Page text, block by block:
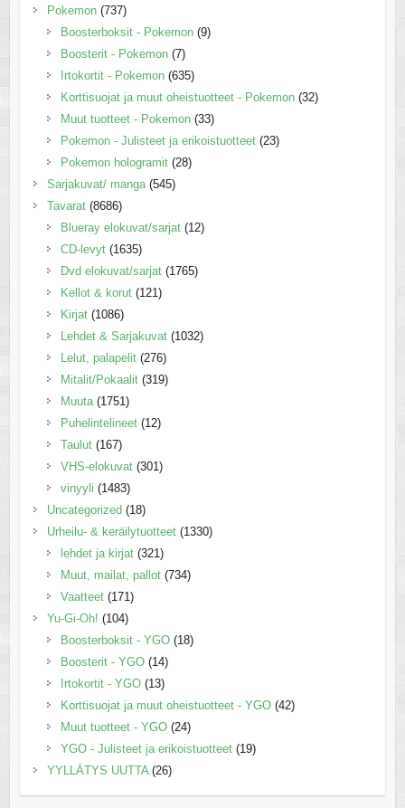
Pokemon (737)
Boosterboksit - Pokemon (9)
Boosterit - Pokemon (7)
Irtokortit - Pokemon (635)
Korttisuojat ja muut oheistuotteet - Pokemon (32)
Muut tuotteet - Pokemon (33)
Pokemon - Julisteet ja erikoistuotteet (23)
Pokemon hologramit (28)
Sarjakuvat/ manga (545)
Tavarat (8686)
Blueray elokuvat/sarjat (12)
CD-levyt (1635)
Dvd elokuvat/sarjat (1765)
Kellot & korut (121)
Kirjat (1086)
Lehdet & Sarjakuvat (1032)
Lelut, palapelit (276)
Mitalit/Pokaalit (319)
Muuta (1751)
Puhelintelineet (12)
Taulut (167)
VHS-elokuvat (301)
vinyyli (1483)
Uncategorized (18)
Urheilu- & keräilytuotteet (1330)
lehdet ja kirjat (321)
Muut, mailat, pallot (734)
Vaatteet (171)
Yu-Gi-Oh! (104)
Boosterboksit - YGO (18)
Boosterit - YGO (14)
Irtokortit - YGO (13)
Korttisuojat ja muut oheistuotteet - YGO (42)
Muut tuotteet - YGO (24)
YGO - Julisteet ja erikoistuotteet (19)
YYLLÄTYS UUTTA (26)